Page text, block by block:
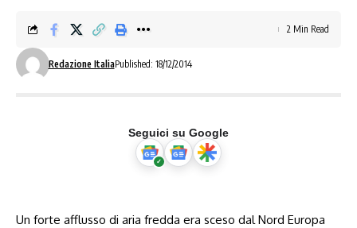
Redazione ItaliaPublished: 18/12/2014
2 Min Read
Seguici su Google
Un forte afflusso di aria fredda era sceso dal Nord Europa